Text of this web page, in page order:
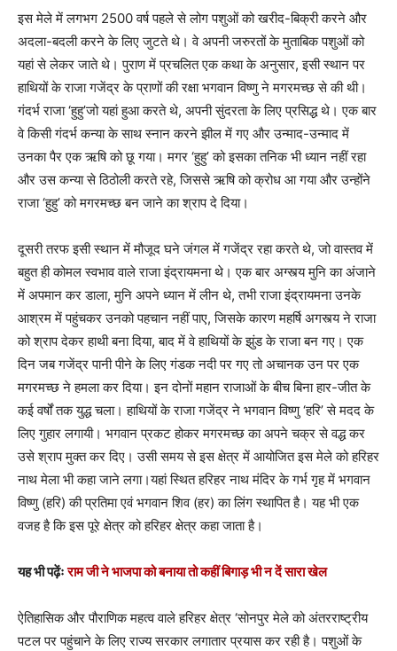
इस मेले में लगभग 2500 वर्ष पहले से लोग पशुओं को खरीद-बिक्री करने और
अदला-बदली करने के लिए जुटते थे। वे अपनी जरुरतों के मुताबिक पशुओं को
यहां से लेकर जाते थे। पुराण में प्रचलित एक कथा के अनुसार, इसी स्थान पर
हाथियों के राजा गजेंद्र के प्राणों की रक्षा भगवान विष्णु ने मगरमच्छ से की थी।
गंदर्भ राजा ‘हुहु’जो यहां हुआ करते थे, अपनी सुंदरता के लिए प्रसिद्ध थे। एक बार
वे किसी गंदर्भ कन्या के साथ स्नान करने झील में गए और उन्माद-उन्माद में
उनका पैर एक ऋषि को छू गया। मगर ‘हुहु’ को इसका तनिक भी ध्यान नहीं रहा
और उस कन्या से ठिठोली करते रहे, जिससे ऋषि को क्रोध आ गया और उन्होंने
राजा ‘हुहु’ को मगरमच्छ बन जाने का श्राप दे दिया।
दूसरी तरफ इसी स्थान में मौजूद घने जंगल में गजेंद्र रहा करते थे, जो वास्तव में
बहुत ही कोमल स्वभाव वाले राजा इंद्रायमना थे। एक बार अग्स्त्य मुनि का अंजाने
में अपमान कर डाला, मुनि अपने ध्यान में लीन थे, तभी राजा इंद्रायमना उनके
आश्रम में पहुंचकर उनको पहचान नहीं पाए, जिसके कारण महर्षि अगस्त्य ने राजा
को श्राप देकर हाथी बना दिया, बाद में वे हाथियों के झुंड के राजा बन गए। एक
दिन जब गजेंद्र पानी पीने के लिए गंडक नदी पर गए तो अचानक उन पर एक
मगरमच्छ ने हमला कर दिया। इन दोनों महान राजाओं के बीच बिना हार-जीत के
कई वर्षों तक युद्ध चला। हाथियों के राजा गजेंद्र ने भगवान विष्णु ‘हरि’ से मदद के
लिए गुहार लगायी। भगवान प्रकट होकर मगरमच्छ का अपने चक्र से वद्ध कर
उसे श्राप मुक्त कर दिए। उसी समय से इस क्षेत्र में आयोजित इस मेले को हरिहर
नाथ मेला भी कहा जाने लगा।यहां स्थित हरिहर नाथ मंदिर के गर्भ गृह में भगवान
विष्णु (हरि) की प्रतिमा एवं भगवान शिव (हर) का लिंग स्थापित है। यह भी एक
वजह है कि इस पूरे क्षेत्र को हरिहर क्षेत्र कहा जाता है।
यह भी पढ़ेंःराम जी ने भाजपा को बनाया तो कहीं बिगाड़ भी न दें सारा खेल
ऐतिहासिक और पौराणिक महत्व वाले हरिहर क्षेत्र ‘सोनपुर मेले को अंतरराष्ट्रीय
पटल पर पहुंचाने के लिए राज्य सरकार लगातार प्रयास कर रही है। पशुओं के